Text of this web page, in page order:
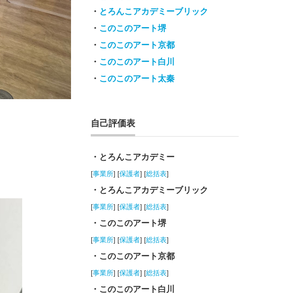
・ とろんこアカデミーブリック
・ このこのアート堺
・ このこのアート京都
・ このこのアート白川
・ このこのアート太秦
自己評価表
・とろんこアカデミー
[事業所] [保護者] [総括表]
・とろんこアカデミーブリック
[事業所] [保護者] [総括表]
・このこのアート堺
[事業所] [保護者] [総括表]
・このこのアート京都
[事業所] [保護者] [総括表]
・このこのアート白川